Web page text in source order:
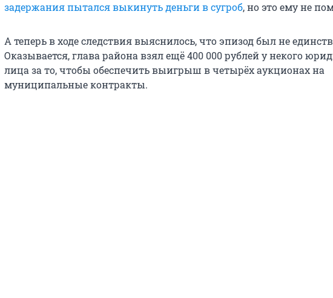
задержания пытался выкинуть деньги в сугроб, но это ему не
А теперь в ходе следствия выяснилось, что эпизод был не
Оказывается, глава района взял ещё 400 000 рублей у некого
лица за то, чтобы обеспечить выигрыш в четырёх аукционах на
муниципальные контракты.